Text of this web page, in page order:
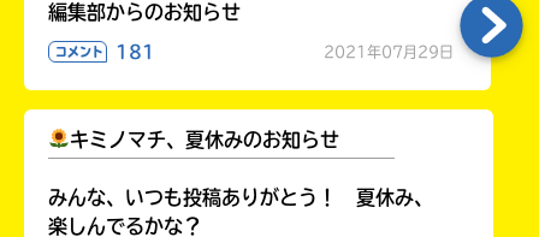
編集部からのお知らせ
コメント 181 2021年07月29日
キミノマチ、夏休みのお知らせ
みんな、いつも投稿ありがとう！ 夏休み、
楽しんでるかな？